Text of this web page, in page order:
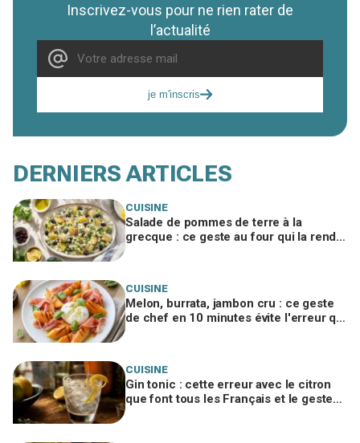
Inscrivez-vous pour ne rien rater de
l’actualité
je m'inscris
DERNIERS ARTICLES
CUISINE
Salade de pommes de terre à la
grecque : ce geste au four qui la rend
CUISINE
Melon, burrata, jambon cru : ce geste
de chef en 10 minutes évite l'erreur qui
CUISINE
Gin tonic : cette erreur avec le citron
que font tous les Français et le geste